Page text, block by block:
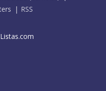
RSS